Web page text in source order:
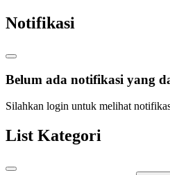
Notifikasi
Belum ada notifikasi yang
Silahkan login untuk melihat
List Kategori